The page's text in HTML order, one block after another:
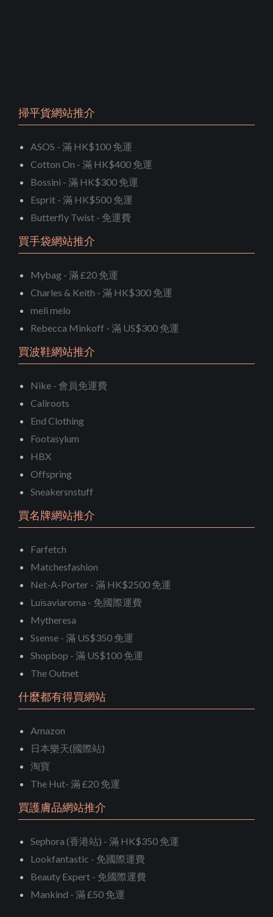
掃平貨網站推介
ASOS - 滿 HK$100 免運
Cotton On - 滿 HK$400 免運
Bossini - 滿 HK$300 免運
Esprit - 滿 HK$500 免運
Butterfly Twist - 免運費
買手袋網站推介
Mybag - 滿 £20 免運
Charles & Keith - 滿 HK$300 免運
meli melo
Rebecca Minkoff - 滿 US$300 免運
買波鞋網站推介
Nike - 會員免運費
Caliroots
End Clothing
Footasylum
HBX
Offspring
Sneakersnstuff
買名牌網站推介
Farfetch
Matchesfashion
Net-A-Porter - 滿 HK$2500 免運
Luisaviaroma - 免國際運費
Mytheresa
Ssense - 滿 US$350 免運
Shopbop - 滿 US$100 免運
The Outnet
什麼都有得買網站
Amazon
日本樂天(國際站)
淘寶
The Hut- 滿 £20 免運
買護膚品網站推介
Sephora (香港站) - 滿 HK$350 免運
Lookfantastic - 免國際運費
Beauty Expert - 免國際運費
Mankind - 滿 £50 免運